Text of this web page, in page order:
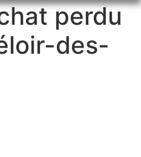
perdu
des-